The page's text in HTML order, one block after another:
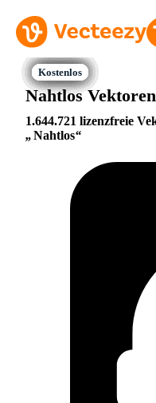
Nahtlos Vektoren
1.644.721 lizenzfreie
Nahtlos